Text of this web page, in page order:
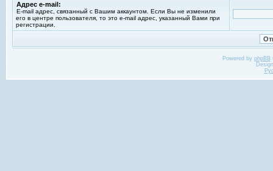
Адрес e-mail:
E-mail адрес, связанный с Вашим аккаунтом. Если Вы не изменили
его в центре пользователя, то это e-mail адрес, указанный Вами при
регистрации.
Powered by phpBB